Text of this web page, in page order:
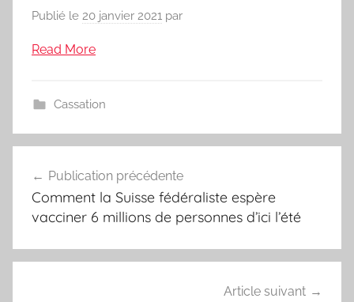
Publié le 20 janvier 2021 par
Read More
Cassation
de
l’article
Publication précédente
Comment la Suisse fédéraliste espère
vacciner 6 millions de personnes d’ici l’été
Article suivant